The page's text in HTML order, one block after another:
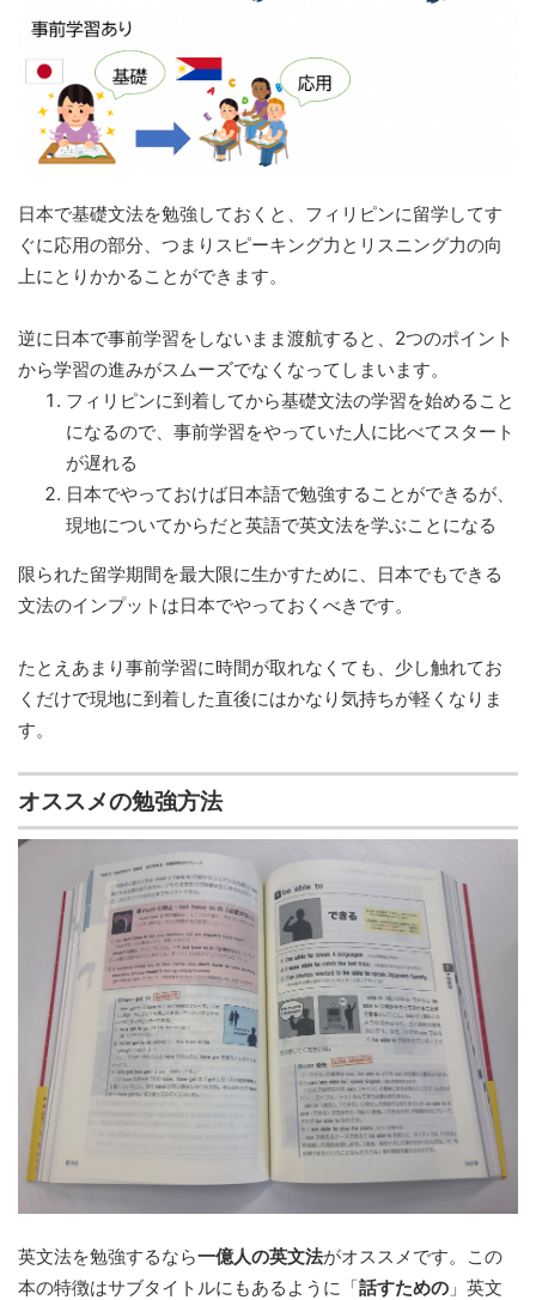
日本で基礎文法を勉強しておくと、フィリピンに留学してす
ぐに応用の部分、つまりスピーキング力とリスニング力の向
上にとりかかることができます。
逆に日本で事前学習をしないまま渡航すると、2つのポイント
から学習の進みがスムーズでなくなってしまいます。
フィリピンに到着してから基礎文法の学習を始めること
になるので、事前学習をやっていた人に比べてスタート
が遅れる
日本でやっておけば日本語で勉強することができるが、
現地についてからだと英語で英文法を学ぶことになる
限られた留学期間を最大限に生かすために、日本でもできる
文法のインプットは日本でやっておくべきです。
たとえあまり事前学習に時間が取れなくても、少し触れてお
くだけで現地に到着した直後にはかなり気持ちが軽くなりま
す。
オススメの勉強方法
英文法を勉強するなら一億人の英文法がオススメです。この
本の特徴はサブタイトルにもあるように「話すための 」英文